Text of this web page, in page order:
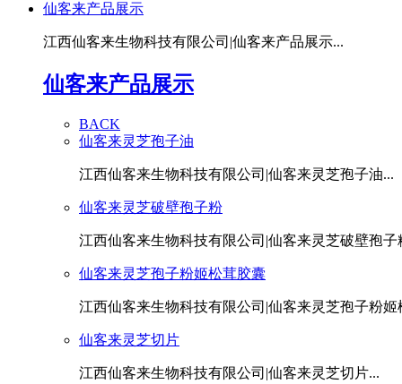
仙客来产品展示
江西仙客来生物科技有限公司|仙客来产品展示...
仙客来产品展示
BACK
仙客来灵芝孢子油
江西仙客来生物科技有限公司|仙客来灵芝孢子油...
仙客来灵芝破壁孢子粉
江西仙客来生物科技有限公司|仙客来灵芝破壁孢子
仙客来灵芝孢子粉姬松茸胶囊
江西仙客来生物科技有限公司|仙客来灵芝孢子粉姬
仙客来灵芝切片
江西仙客来生物科技有限公司|仙客来灵芝切片...